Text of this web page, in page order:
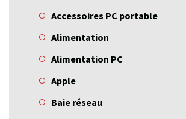
Accessoires PC portable
Alimentation
Alimentation PC
Apple
Baie réseau